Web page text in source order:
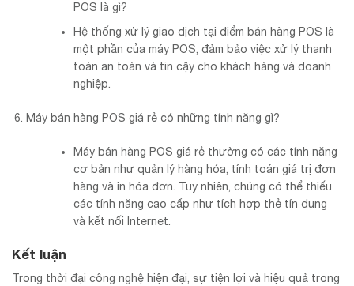
POS là gì?
Hệ thống xử lý giao dịch tại điểm bán hàng POS là
một phần của máy POS, đảm bảo việc xử lý thanh
toán an toàn và tin cậy cho khách hàng và doanh
nghiệp.
Máy bán hàng POS giá rẻ có những tính năng gì?
Máy bán hàng POS giá rẻ thường có các tính năng
cơ bản như quản lý hàng hóa, tính toán giá trị đơn
hàng và in hóa đơn. Tuy nhiên, chúng có thể thiếu
các tính năng cao cấp như tích hợp thẻ tín dụng
và kết nối Internet.
Kết luận
Trong thời đại công nghệ hiện đại, sự tiện lợi và hiệu quả trong